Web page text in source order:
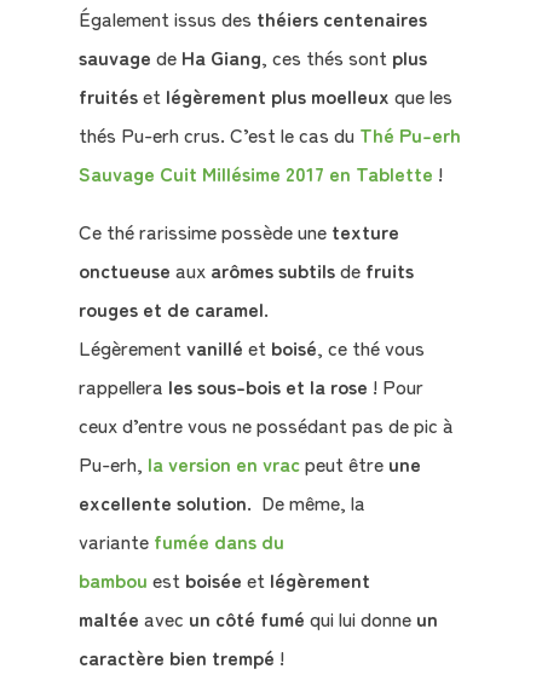
Également issus des théiers centenaires
sauvage deHa Giang, ces thés sont plus
fruitéset légèrement plus moelleux que les
thés Pu-erh crus. C’est le cas du Thé Pu-erh
Sauvage Cuit Millésime 2017 en Tablette !
Ce thé rarissime possède une texture
onctueuse aux arômes subtilsde fruits
rouges et de caramel.
Légèrement vanillé et boisé, ce thé vous
rappellera les sous-bois et la rose ! Pour
ceux d’entre vous ne possédant pas de pic à
Pu-erh, la version en vracpeut être une
excellente solution. De même, la
variante fumée dans du
bambou est boisée et légèrement
maltée avec un côté fumé qui lui donneun
caractère bien trempé !